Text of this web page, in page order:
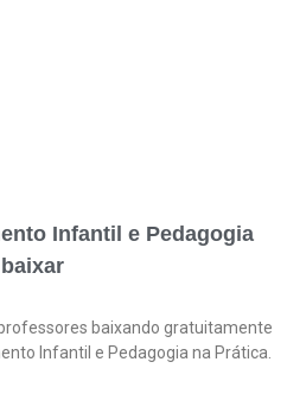
Infantil e Pedagogia
baixando gratuitamente
Infantil e Pedagogia na Prática.